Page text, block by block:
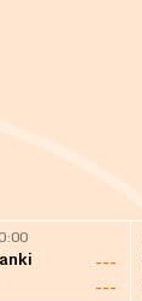
---
---